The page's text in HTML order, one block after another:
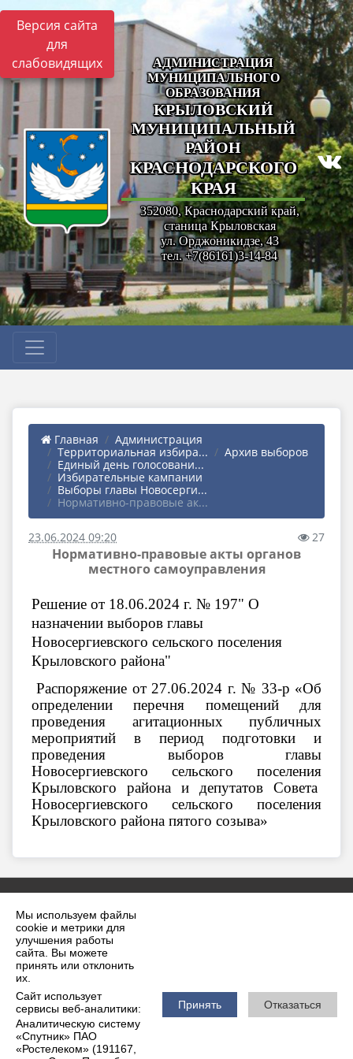
Мы используем файлы
cookie и метрики для
улучшения работы
сайта. Вы можете
принять или отклонить
их.
Сайт использует
сервисы веб-аналитики:
Аналитическую систему
«Спутник» ПАО
«Ростелеком» (191167,
Принять Отказаться
Версия сайта
для
слабовидящих
АДМИНИСТРАЦИЯ
МУНИЦИПАЛЬНОГО
ОБРАЗОВАНИЯ
КРЫЛОВСКИЙ
МУНИЦИПАЛЬНЫЙ
РАЙОН
КРАСНОДАРСКОГО
КРАЯ
352080, Краснодарский край,
станица Крыловская
ул. Орджоникидзе, 43
тел. +7(86161)3-14-84
Главная
Администрация
Территориальная избира...
Архив выборов
Единый день голосовани...
Избирательные кампании
Выборы главы Новосерги...
Нормативно-правовые ак...
23.06.2024 09:20 27
Нормативно-правовые акты органов
местного самоуправления
Решение от 18.06.2024 г. № 197" О
назначении выборов главы
Новосергиевского сельского поселения
Крыловского района"
Распоряжение от 27.06.2024 г. № 33-р «Об
определении перечня помещений для
проведения агитационных публичных
мероприятий в период подготовки и
проведения выборов главы
Новосергиевского сельского поселения
Крыловского района и депутатов Совета
Новосергиевского сельского поселения
Крыловского района пятого созыва»
2026 г. krilovskaya.ru
Вход
Карта сайта
Политика обработки персональных данных
Сделано на KubCMS
Разработка и поддержка